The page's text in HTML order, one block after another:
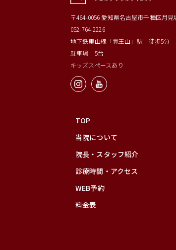
〒464-0056 愛知県名古屋市千種区月見
052-764-2226
地下鉄東山線「覚王山」駅 徒歩5分
駐車場 5台
キッズスペースあり
TOP
当院について
院長・スタッフ紹介
診療時間・アクセス
WEB予約
料金表